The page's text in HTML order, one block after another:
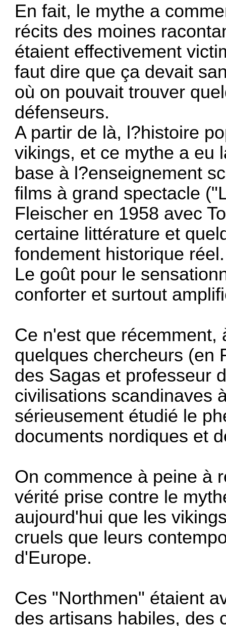
En fait, le mythe a
récits des moines
étaient effectivement
faut dire que ça devait
où on pouvait trouver
défenseurs.
A partir de là, l?histoire
vikings, et ce mythe a eu
base à l?enseignement
films à grand spectacle
Fleischer en 1958 avec
certaine littérature et
fondement historique réel.
Le goût pour le
conforter et surtout
Ce n'est que récemment,
quelques chercheurs (en
des Sagas et professeur
civilisations scandinaves
sérieusement étudié le
documents nordiques et
On commence à peine à
vérité prise contre le
aujourd'hui que les
cruels que leurs
d'Europe.
Ces "Northmen" étaient
des artisans habiles, des